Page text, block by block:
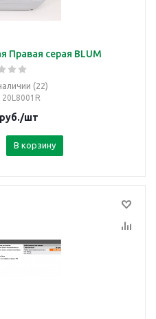
Правая серая BLUM
(22)
20L8001R
/шт
В корзину